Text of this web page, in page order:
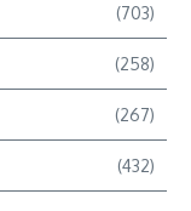
(703)
(258)
(267)
(432)